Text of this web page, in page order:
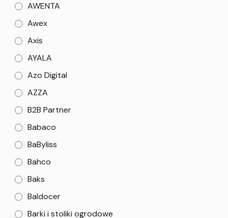
AWENTA
Awex
Axis
AYALA
Azo Digital
AZZA
B2B Partner
Babaco
BaByliss
Bahco
Baks
Baldocer
Barki i stoliki ogrodowe